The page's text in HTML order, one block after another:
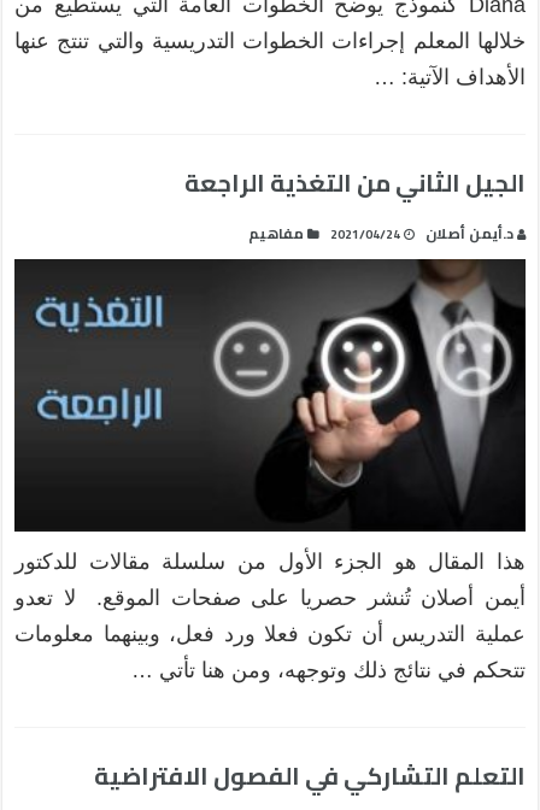
Diana كنموذج يوضح الخطوات العامة التي يستطيع من
خلالها المعلم إجراءات الخطوات التدريسية والتي تنتج عنها
الأهداف الآتية: …
الجيل الثاني من التغذية الراجعة
د.أيمن أصلان 2021/04/24 مفاهيم
هذا المقال هو الجزء الأول من سلسلة مقالات للدكتور
أيمن أصلان تُنشر حصريا على صفحات الموقع. لا تعدو
عملية التدريس أن تكون فعلا ورد فعل، وبينهما معلومات
تتحكم في نتائج ذلك وتوجهه، ومن هنا تأتي …
التعلم التشاركي في الفصول الافتراضية